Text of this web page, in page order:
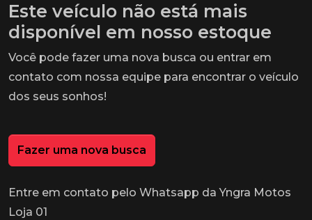
Este veículo não está mais
disponível em nosso estoque
Você pode fazer uma nova busca ou entrar em
contato com nossa equipe para encontrar o veículo
dos seus sonhos!
Fazer uma nova busca
Entre em contato pelo Whatsapp da Yngra Motos
Loja 01